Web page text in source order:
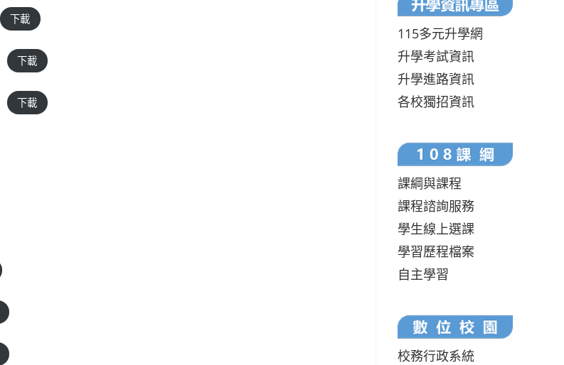
下載
下載
下載
115多元升學網
升學考試資訊
升學進路資訊
各校獨招資訊
課綱與課程
課程諮詢服務
學生線上選課
學習歷程檔案
自主學習
校務行政系統